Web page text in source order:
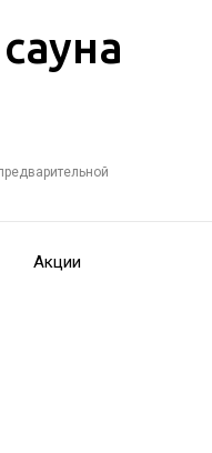
Акции